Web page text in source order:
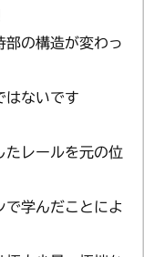
部の構造が変わっ
はないです
たレールを元の位
で学んだことによ